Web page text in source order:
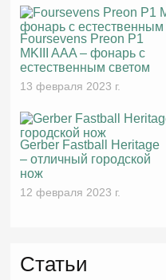
Foursevens Preon P1
MKIII AAA – фонарь с
естественным светом
13 февраля 2023 г.
Gerber Fastball Heritage
– отличный городской
нож
12 февраля 2023 г.
Статьи